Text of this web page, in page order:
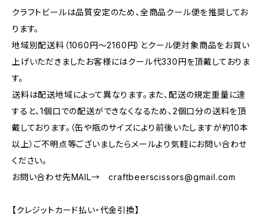
クラフトビールは品質安定のため、全商品クール便を推奨してお
ります。
地域別配送料（1060円～2160円）とクール便対象商品をお買い
上げいただきましたお客様にはクール代330円を頂戴しておりま
す。
送料は配送地域によって異なります。また、配送の規定重量に達
すると、1個口での配送ができなくなるため、2個口分の送料を頂
戴しております。（缶や瓶のサイズにより前後いたしますが約10本
以上）ご不明点等ございましたらメールより気軽にお問い合わせ
ください。
お問い合わせ先MAIL→craftbeerscissors@gmail.com
【クレジットカード払い・代金引換】